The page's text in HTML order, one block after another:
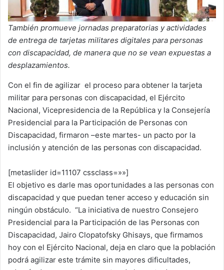
También promueve jornadas preparatorias y actividades
de entrega de tarjetas militares digitales para personas
con discapacidad, de manera que no se vean expuestas a
desplazamientos.
Con el fin de agilizar el proceso para obtener la tarjeta
militar para personas con discapacidad, el Ejército
Nacional, Vicepresidencia de la República y la Consejería
Presidencial para la Participación de Personas con
Discapacidad, firmaron –este martes- un pacto por la
inclusión y atención de las personas con discapacidad.
[metaslider id=11107 cssclass=»»]
El objetivo es darle mas oportunidades a las personas con
discapacidad y que puedan tener acceso y educación sin
ningún obstáculo. “La iniciativa de nuestro Consejero
Presidencial para la Participación de las Personas con
Discapacidad, Jairo Clopatofsky Ghisays, que firmamos
hoy con el Ejército Nacional, deja en claro que la población
podrá agilizar este trámite sin mayores dificultades,